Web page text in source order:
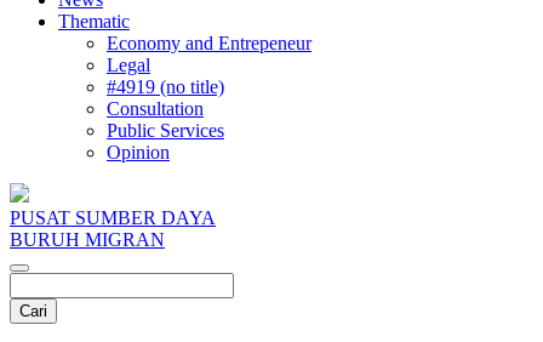
Thematic
Economy and Entrepeneur
Legal
#4919 (no title)
Consultation
Public Services
Opinion
PUSAT SUMBER DAYA
BURUH MIGRAN